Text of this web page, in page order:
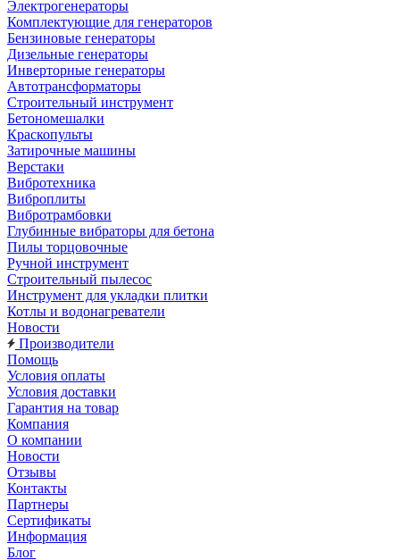
Электрогенераторы
Комплектующие для генераторов
Бензиновые генераторы
Дизельные генераторы
Инверторные генераторы
Автотрансформаторы
Строительный инструмент
Бетономешалки
Краскопульты
Затирочные машины
Верстаки
Вибротехника
Виброплиты
Вибротрамбовки
Глубинные вибраторы для бетона
Пилы торцовочные
Ручной инструмент
Строительный пылесос
Инструмент для укладки плитки
Котлы и водонагреватели
Новости
Производители
Помощь
Условия оплаты
Условия доставки
Гарантия на товар
Компания
О компании
Новости
Отзывы
Контакты
Партнеры
Сертификаты
Информация
Блог